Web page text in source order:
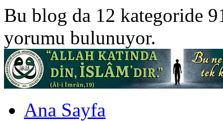
Bu blog da 12 kategoride
yorumu bulunuyor.
Ana Sayfa